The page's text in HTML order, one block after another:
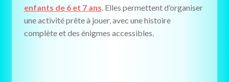
enfants de 6 et 7 ans. Elles permettent d’organiser
une activité prête à jouer, avec une histoire
complète et des énigmes accessibles.